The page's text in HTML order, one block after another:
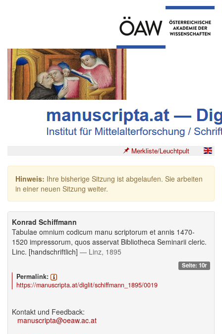
Merkliste/Leuchtpult
Hinweis: Ihre bisherige Sitzung ist abgelaufen. Sie arbeiten
in einer neuen Sitzung weiter.
Konrad Schiffmann
Tabulae omnium codicum manu scriptorum et annis 1470-
1520 impressorum, quos asservat Bibliotheca Seminarii cleric.
Linc. [handschriftlich] — Linz, 1895
Seite: 10r
Permalink:
https://manuscripta.at/diglit/schiffmann_1895/0019
Kontakt und Feedback:
manuscripta@oeaw.ac.at